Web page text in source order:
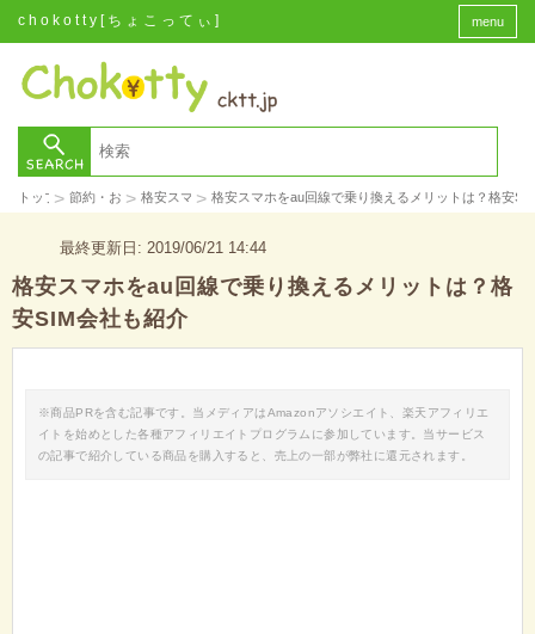
chokotty[ちょこってぃ] menu
トップ> 節約・お金
> 格安スマホ
> 格安スマホをau回線で乗り換えるメリットは？格安
最終更新日: 2019/06/21 14:44
格安スマホをau回線で乗り換えるメリットは？格
安SIM会社も紹介
※商品PRを含む記事です。当メディアはAmazonアソシエイト、楽天アフィリエ
イトを始めとした各種アフィリエイトプログラムに参加しています。当サービス
の記事で紹介している商品を購入すると、売上の一部が弊社に還元されます。